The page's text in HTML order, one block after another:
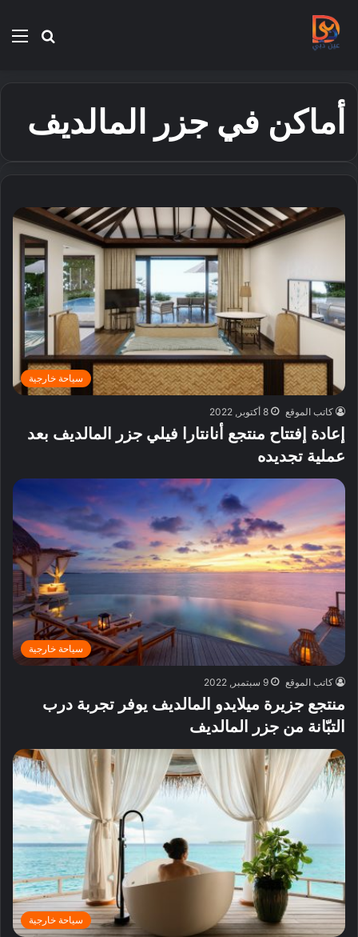
بحث
أماكن في جزر المالديف
سياحة خارجية
كاتب الموقع 8 أكتوبر, 2022
إعادة إفتتاح منتجع أنانتارا فيلي جزر المالديف بعد
عملية تجديده
سياحة خارجية
كاتب الموقع 9 سبتمبر, 2022
منتجع جزيرة ميلايدو المالديف يوفر تجربة درب
التبّانة من جزر المالديف
سياحة خارجية